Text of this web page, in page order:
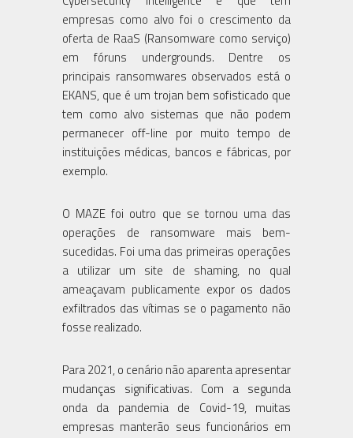
empresas como alvo foi o crescimento da
oferta de RaaS (Ransomware como serviço)
em fóruns undergrounds. Dentre os
principais ransomwares observados está o
EKANS, que é um trojan bem sofisticado que
tem como alvo sistemas que não podem
permanecer off-line por muito tempo de
instituições médicas, bancos e fábricas, por
exemplo.
O MAZE foi outro que se tornou uma das
operações de ransomware mais bem-
sucedidas. Foi uma das primeiras operações
a utilizar um site de shaming, no qual
ameaçavam publicamente expor os dados
exfiltrados das vítimas se o pagamento não
fosse realizado.
Para 2021, o cenário não aparenta apresentar
mudanças significativas. Com a segunda
onda da pandemia de Covid-19, muitas
empresas manterão seus funcionários em